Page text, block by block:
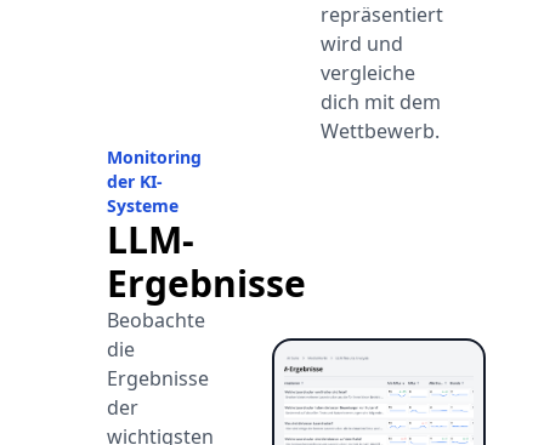
repräsentiert
wird und
vergleiche
dich mit dem
Wettbewerb.
Monitoring
der KI-
Systeme
LLM-
Ergebnisse
Beobachte
die
Ergebnisse
der
wichtigsten